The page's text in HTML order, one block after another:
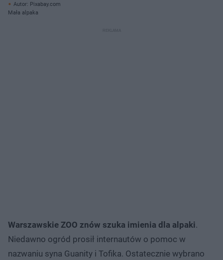
Autor: Pixabay.com
Mała alpaka
Warszawskie ZOO znów szuka imienia dla alpaki.
Niedawno ogród prosił internautów o pomoc w
nazwaniu syna Guanity i Tofika. Ostatecznie wybrano